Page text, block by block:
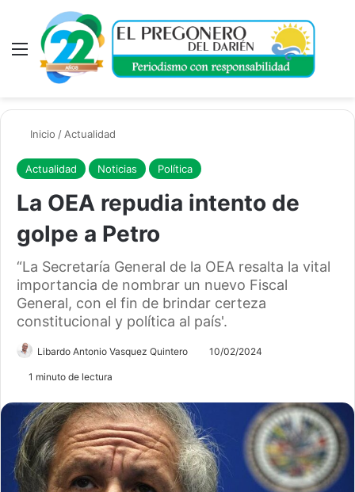
Menú
Inicio / Actualidad
Actualidad Noticias Política
La OEA repudia intento de
golpe a Petro
“La Secretaría General de la OEA resalta la vital
importancia de nombrar un nuevo Fiscal
General, con el fin de brindar certeza
constitucional y política al país'.
Libardo Antonio Vasquez Quintero 10/02/2024
1 minuto de lectura